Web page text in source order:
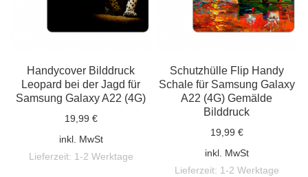
Handycover Bilddruck
Leopard bei der Jagd für
Samsung Galaxy A22 (4G)
19,99 €
inkl. MwSt
Lieferzeit: 1-2 Werktage
Schutzhülle Flip Handy
Schale für Samsung Galaxy
A22 (4G) Gemälde
Bilddruck
19,99 €
inkl. MwSt
Lieferzeit: 1-2 Werktage